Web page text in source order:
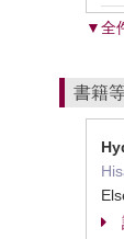
▼全
書籍